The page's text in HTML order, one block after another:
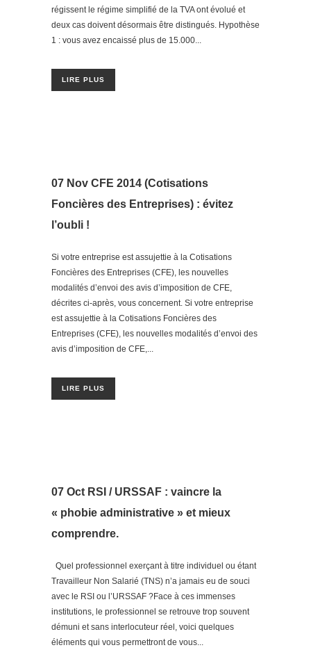
régissent le régime simplifié de la TVA ont évolué et
deux cas doivent désormais être distingués. Hypothèse
1 : vous avez encaissé plus de 15.000...
LIRE PLUS
07 Nov CFE 2014 (Cotisations
Foncières des Entreprises) : évitez
l’oubli !
Si votre entreprise est assujettie à la Cotisations
Foncières des Entreprises (CFE), les nouvelles
modalités d’envoi des avis d’imposition de CFE,
décrites ci-après, vous concernent. Si votre entreprise
est assujettie à la Cotisations Foncières des
Entreprises (CFE), les nouvelles modalités d’envoi des
avis d’imposition de CFE,...
LIRE PLUS
07 Oct RSI / URSSAF : vaincre la
« phobie administrative » et mieux
comprendre.
Quel professionnel exerçant à titre individuel ou étant
Travailleur Non Salarié (TNS) n’a jamais eu de souci
avec le RSI ou l’URSSAF ?Face à ces immenses
institutions, le professionnel se retrouve trop souvent
démuni et sans interlocuteur réel, voici quelques
éléments qui vous permettront de vous...